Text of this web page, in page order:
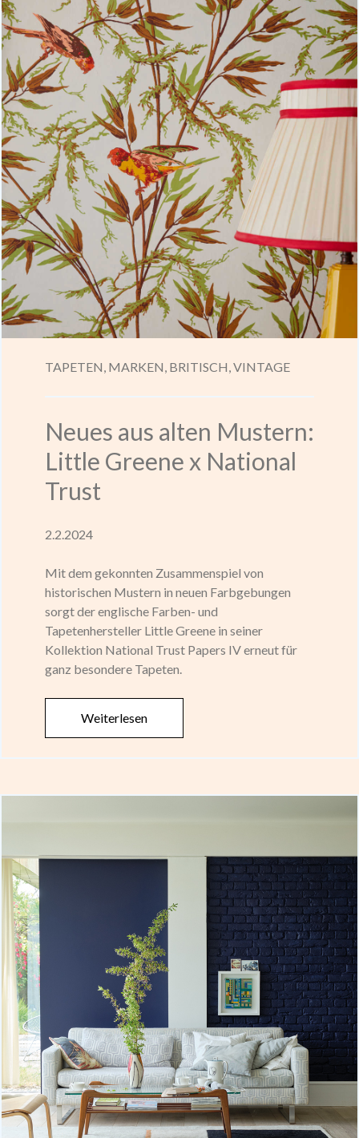
TAPETEN, MARKEN, BRITISCH, VINTAGE
Neues aus alten Mustern:
Little Greene x National
Trust
2.2.2024
Mit dem gekonnten Zusammenspiel von
historischen Mustern in neuen Farbgebungen
sorgt der englische Farben- und
Tapetenhersteller Little Greene in seiner
Kollektion National Trust Papers IV erneut für
ganz besondere Tapeten.
Weiterlesen